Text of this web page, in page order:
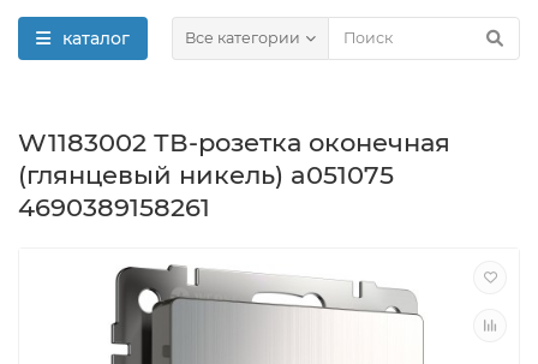
каталог Все категории
W1183002 ТВ-розетка оконечная
(глянцевый никель) a051075
4690389158261